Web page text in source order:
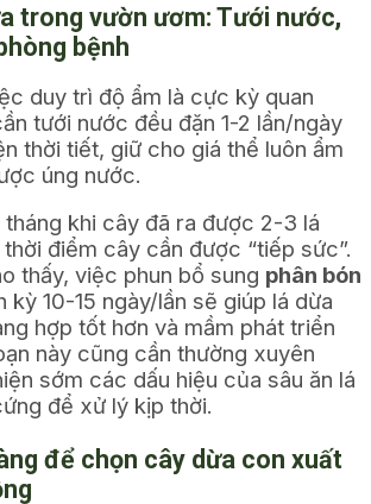
trong vườn ươm: Tưới nước,
bệnh
duy trì độ ẩm là cực kỳ quan
tưới nước đều đặn 1-2 lần/ngày
thời tiết, giữ cho giá thể luôn ẩm
úng nước.
tháng khi cây đã ra được 2-3 lá
điểm cây cần được “tiếp sức”.
thấy, việc phun bổ sung phân bón
kỳ 10-15 ngày/lần sẽ giúp lá dừa
hợp tốt hơn và mầm phát triển
này cũng cần thường xuyên
sớm các dấu hiệu của sâu ăn lá
để xử lý kịp thời.
để chọn cây dừa con xuất